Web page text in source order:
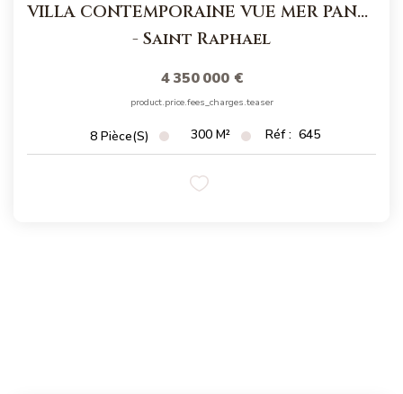
VILLA CONTEMPORAINE VUE MER PANORAMIQUE A AGAY A VENDRE
- Saint Raphael
4 350 000 €
product.price.fees_charges.teaser
8 Pièce(s) 300 M² Réf : 645